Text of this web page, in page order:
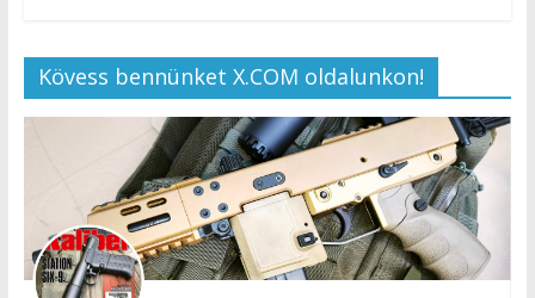
Kövess bennünket X.COM oldalunkon!